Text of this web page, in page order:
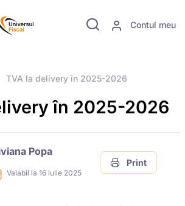
Contul meu
TVA la delivery în 2025-2026
în 2025-2026
Popa
Valabil la 16 iulie 2025
Print